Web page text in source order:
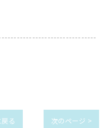
る 次のページ >